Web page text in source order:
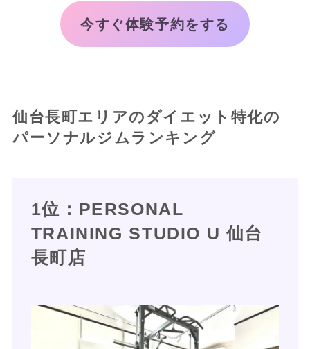
今すぐ体験予約をする
仙台長町エリアのダイエット特化の
パーソナルジムランキング
1位：PERSONAL
TRAINING STUDIO U 仙台
長町店